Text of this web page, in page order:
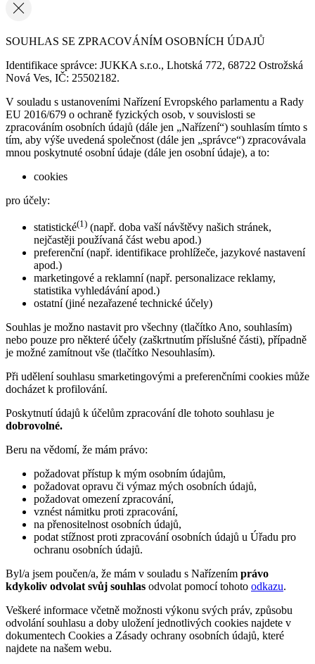
SOUHLAS SE ZPRACOVÁNÍM OSOBNÍCH ÚDAJŮ
Identifikace správce: JUKKA s.r.o., Lhotská 772, 68722 Ostrožská
Nová Ves, IČ: 25502182.
V souladu s ustanoveními Nařízení Evropského parlamentu a Rady
EU 2016/679 o ochraně fyzických osob, v souvislosti se
zpracováním osobních údajů (dále jen „Nařízení“) souhlasím tímto s
tím, aby výše uvedená společnost (dále jen „správce“) zpracovávala
mnou poskytnuté osobní údaje (dále jen osobní údaje), a to:
cookies
pro účely:
statistické(1) (např. doba vaší návštěvy našich stránek,
nejčastěji používaná část webu apod.)
preferenční (např. identifikace prohlížeče, jazykové nastavení
apod.)
marketingové a reklamní (např. personalizace reklamy,
statistika vyhledávání apod.)
ostatní (jiné nezařazené technické účely)
Souhlas je možno nastavit pro všechny (tlačítko Ano, souhlasím)
nebo pouze pro některé účely (zaškrtnutím příslušné části), případně
je možné zamítnout vše (tlačítko Nesouhlasím).
Při udělení souhlasu smarketingovými a preferenčními cookies může
docházet k profilování.
Poskytnutí údajů k účelům zpracování dle tohoto souhlasu je
dobrovolné.
Beru na vědomí, že mám právo:
požadovat přístup k mým osobním údajům,
požadovat opravu či výmaz mých osobních údajů,
požadovat omezení zpracování,
vznést námitku proti zpracování,
na přenositelnost osobních údajů,
podat stížnost proti zpracování osobních údajů u Úřadu pro
ochranu osobních údajů.
Byl/a jsem poučen/a, že mám v souladu s Nařízením právo
kdykoliv odvolat svůj souhlas odvolat pomocí tohoto odkazu.
Veškeré informace včetně možnosti výkonu svých práv, způsobu
odvolání souhlasu a doby uložení jednotlivých cookies najdete v
dokumentech Cookies a Zásady ochrany osobních údajů, které
najdete na našem webu.